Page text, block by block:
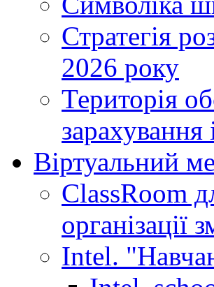
Стратегія
2026 року
Територія
зарахування
Віртуальний
ClassRoom
організації
Intel.